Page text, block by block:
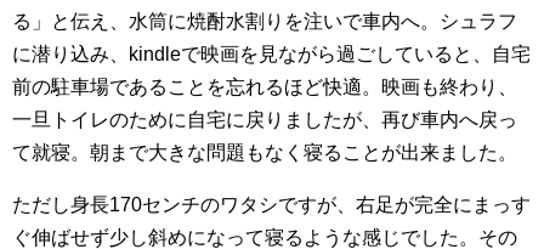
る」と伝え、水筒に焼酎水割りを注いで車内へ。シュラフ
に潜り込み、kindleで映画を見ながら過ごしていると、自宅
前の駐車場であることを忘れるほど快適。映画も終わり、
一旦トイレのために自宅に戻りましたが、再び車内へ戻っ
て就寝。朝まで大きな問題もなく寝ることが出来ました。
ただし身長170センチのワタシですが、右足が完全にまっす
ぐ伸ばせず少し斜めになって寝るような感じでした。その